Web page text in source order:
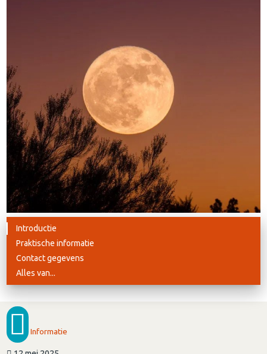
Introductie
Praktische informatie
Contact gegevens
Alles van...
Informatie